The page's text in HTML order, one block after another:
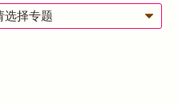
选择专题